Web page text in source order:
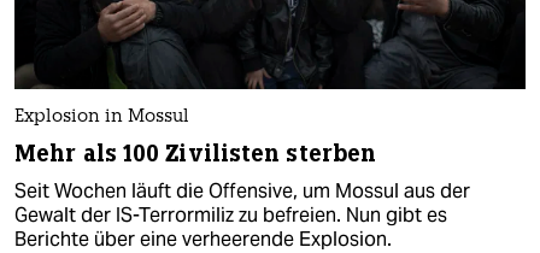
Explosion in Mossul
Mehr als 100 Zivilisten sterben
Seit Wochen läuft die Offensive, um Mossul aus der
Gewalt der IS-Terrormiliz zu befreien. Nun gibt es
Berichte über eine verheerende Explosion.